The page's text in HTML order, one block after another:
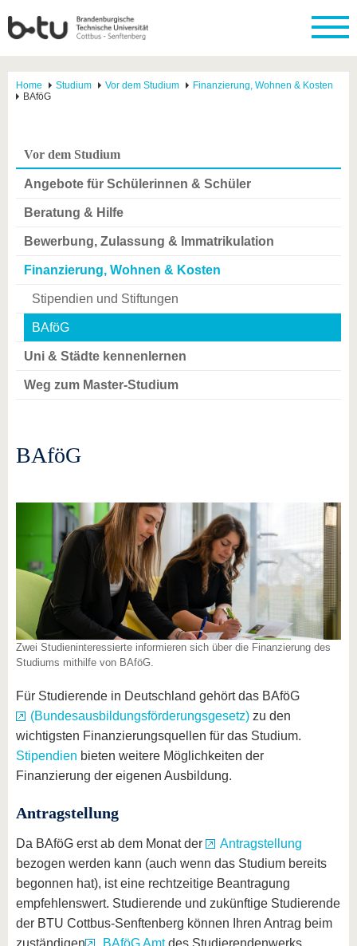
Home Studium Vor dem Studium
Finanzierung, Wohnen & Kosten
BAföG
Vor dem Studium
Angebote für Schülerinnen & Schüler
Beratung & Hilfe
Bewerbung, Zulassung & Immatrikulation
Finanzierung, Wohnen & Kosten
Stipendien und Stiftungen
BAföG
Uni & Städte kennenlernen
Weg zum Master-Studium
BAföG
Zwei Studieninteressierte informieren sich über die Finanzierung des
Studiums mithilfe von BAföG.
Für Studierende in Deutschland gehört das BAföG
(Bundesausbildungsförderungsgesetz) zu den
wichtigsten Finanzierungsquellen für das Studium.
Stipendien bieten weitere Möglichkeiten der
Finanzierung der eigenen Ausbildung.
Antragstellung
Da BAföG erst ab dem Monat der
Antragstellung
bezogen werden kann (auch wenn das Studium bereits
begonnen hat), ist eine rechtzeitige Beantragung
empfehlenswert. Studierende und zukünftige Studierende
der BTU Cottbus-Senftenberg können Ihren Antrag beim
zuständigen
BAföG Amtdes Studierendenwerks